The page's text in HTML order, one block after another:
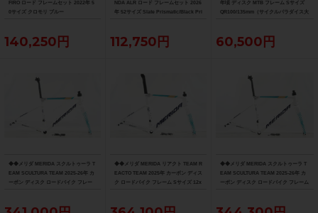
FIRO ロード フレームセット 2022年 5
0サイズ クロモリ ブルー
140,250円
NDA ALR ロード フレームセット 2026
年 52サイズ Slate Prismatic/Black Pri
112,750円
年頃 ディスク MTB フレーム Sサイズ
QR100/135mm（サイクルパラダイス大
60,500円
◆◆メリダ MERIDA スクルトゥーラ T
EAM SCULTURA TEAM 2025-26年 カ
ーボン ディスク ロードバイク フレー
◆◆メリダ MERIDA リアクト TEAM R
EACTO TEAM 2025年 カーボン ディス
ク ロードバイク フレーム Sサイズ 12x
◆◆メリダ MERIDA スクルトゥーラ T
EAM SCULTURA TEAM 2025-26年 カ
ーボン ディスク ロードバイク フレーム